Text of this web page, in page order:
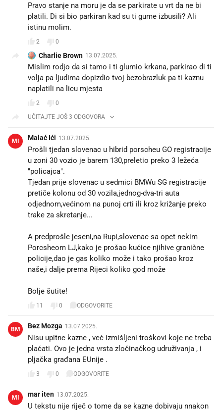
Pravo stanje na moru je da se parkirate u vrt da ne bi
platili. Di si bio parkiran kad su ti gume izbusili? Ali
istinu molim.
2 0
Charlie Brown 13.07.2025.
Mislim rodjo da si tamo i ti glumio krkana, parkirao di ti
volja pa ljudima dopizdio tvoj bezobrazluk pa ti kaznu
naplatili na licu mjesta
2
0
UČITAJTE JOŠ 3 ODGOVORA
MI Malać Ići 13.07.2025.
Prošli tjedan slovenac u hibrid porscheu GO registracije
u zoni 30 vozio je barem 130,preletio preko 3 ležeća
"policajca".
Tjedan prije slovenac u sedmici BMWu SG registracije
pretiče kolonu od 30 vozila,jednog-dva-tri auta
odjednom,većinom na punoj crti ili kroz križanje preko
trake za skretanje...
A predprošle jeseni,na Rupi,slovenac sa opet nekim
Porcsheom LJ,kako je prošao kućice njihive granične
policije,dao je gas koliko može i tako prošao kroz
naše,i dalje prema Rijeci koliko god može
Bolje šutite!
11 0 ODGOVORITE
BM Bez Mozga 13.07.2025.
Nisu upitne kazne , već izmišljeni troškovi koje ne treba
plaćati. Ovo je jedna vrsta zločinačkog udruživanja , i
pljačka građana EUnije .
3 0 ODGOVORITE
MI mar iten 13.07.2025.
U tekstu nije riječ o tome da se kazne dobivaju nnakon